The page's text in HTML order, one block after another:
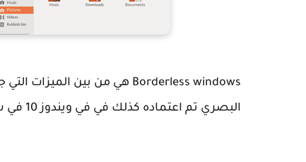
البصري تم اعتماده كذلك في في ويندوز 10 في سنة 2015 .